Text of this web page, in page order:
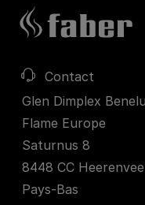
Contact
Glen Dimplex
Flame Europe
Saturnus 8
8448 CC
Pays-Bas